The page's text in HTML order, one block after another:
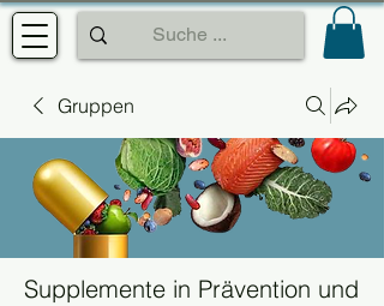
Gruppen
Supplemente in Prävention und